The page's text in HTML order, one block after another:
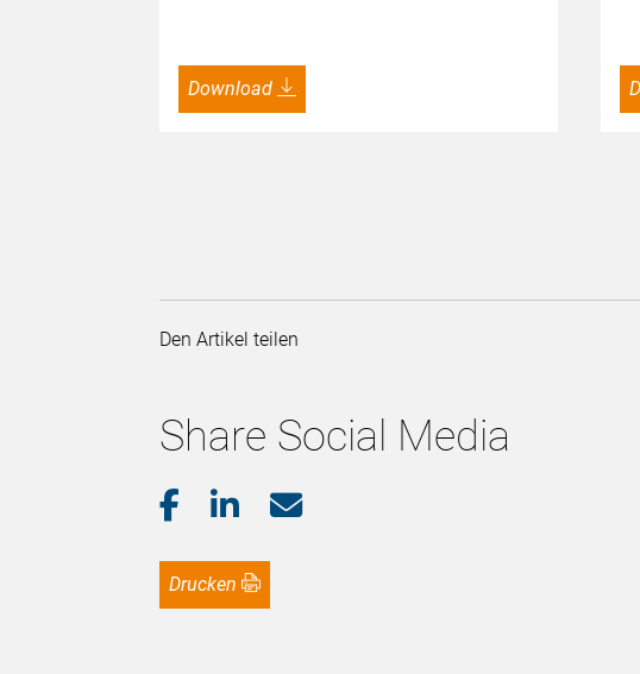
Download
Den Artikel teilen
Share Social Media
Drucken